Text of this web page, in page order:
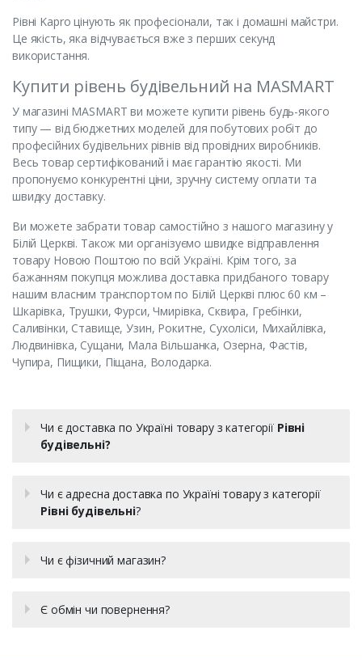
Рівні Kapro цінують як професіонали, так і домашні майстри.
Це якість, яка відчувається вже з перших секунд
використання.
Купити рівень будівельний на MASMART
У магазині MASMART ви можете купити рівень будь-якого
типу — від бюджетних моделей для побутових робіт до
професійних будівельних рівнів від провідних виробників.
Весь товар сертифікований і має гарантію якості. Ми
пропонуємо конкурентні ціни, зручну систему оплати та
швидку доставку.
Ви можете забрати товар самостійно з нашого магазину у
Білій Церкві. Також ми організуємо швидке відправлення
товару Новою Поштою по всій Україні. Крім того, за
бажанням покупця можлива доставка придбаного товару
нашим власним транспортом по Білій Церкві плюс 60 км –
Шкарівка, Трушки, Фурси, Чмирівка, Сквира, Гребінки,
Саливінки, Ставище, Узин, Рокитне, Сухоліси, Михайлівка,
Людвинівка, Сущани, Мала Вільшанка, Озерна, Фастів,
Чупира, Пищики, Піщана, Володарка.
Чи є доставка по Україні товару з категорії Рівні
будівельні?
Чи є адресна доставка по Україні товару з категорії
Рівні будівельні?
Чи є фізичний магазин?
Є обмін чи повернення?